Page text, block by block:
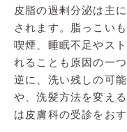
皮脂の過剰分泌は主
されます。脂っこい
喫煙、睡眠不足やス
れることも原因の一
逆に、洗い残しの可
や、洗髪方法を変え
は皮膚科の受診をおす